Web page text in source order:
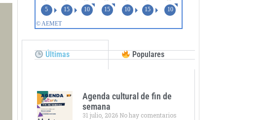
Últimas Populares
Agenda cultural de fin de
semana
31 julio, 2026 No hay comentarios